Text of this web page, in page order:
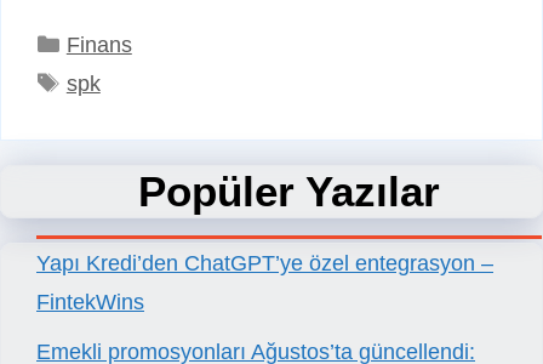
Kategoriler
Finans
Etiketler
spk
Popüler Yazılar
Yapı Kredi’den ChatGPT’ye özel entegrasyon –
FintekWins
Emekli promosyonları Ağustos’ta güncellendi: